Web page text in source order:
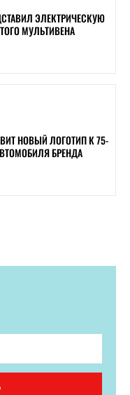
ЭЛЕКТРИЧЕСКУЮ
МУЛЬТИВЕНА
НОВЫЙ ЛОГОТИП К 75-
БРЕНДА